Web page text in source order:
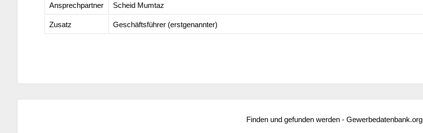
Ansprechpartner Scheid Mumtaz
Zusatz Geschäftsführer (erstgenannter)
Finden und gefunden werden - Gewerbedatenbank.org